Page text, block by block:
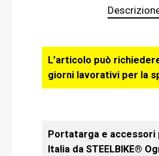
L’articolo può
giorni lavorativi per la
Portatarga e
Italia da STEELBIKE®